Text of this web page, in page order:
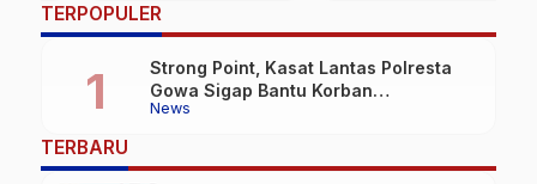
Sebelum Memulai
Karir di Jurnalistik
…
TERPOPULER
News
Strong Point, Kasat Lantas Polresta
Gowa Sigap Bantu Korban
Kecelakaan
TERBARU